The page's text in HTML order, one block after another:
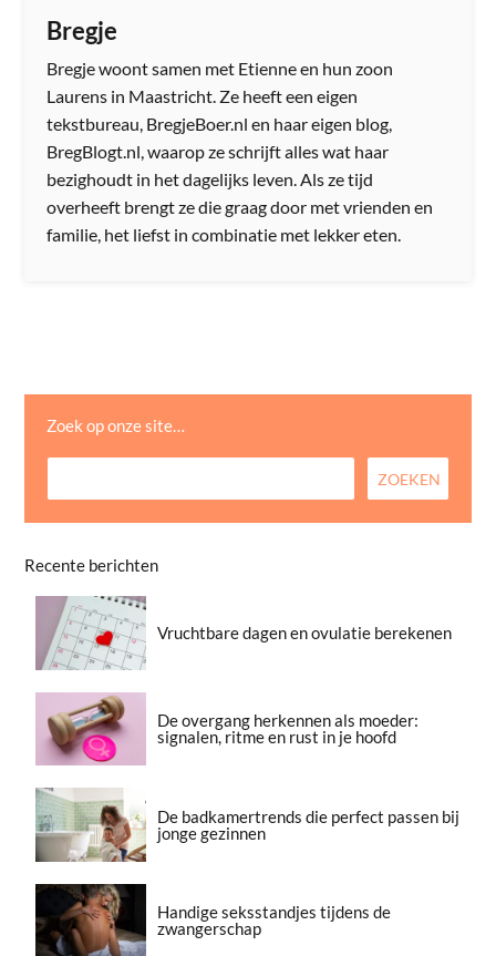
Bregje
Bregje woont samen met Etienne en hun zoon
Laurens in Maastricht. Ze heeft een eigen
tekstbureau, BregjeBoer.nl en haar eigen blog,
BregBlogt.nl, waarop ze schrijft alles wat haar
bezighoudt in het dagelijks leven. Als ze tijd
overheeft brengt ze die graag door met vrienden en
familie, het liefst in combinatie met lekker eten.
Zoek op onze site…
Recente berichten
Vruchtbare dagen en ovulatie berekenen
De overgang herkennen als moeder:
signalen, ritme en rust in je hoofd
De badkamertrends die perfect passen bij
jonge gezinnen
Handige seksstandjes tijdens de
zwangerschap